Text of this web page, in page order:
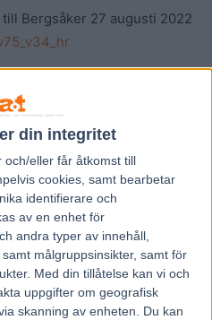
din integritet
och/eller får åtkomst till
cookies, samt bearbetar
identifierare och
av en enhet för
andra typer av innehåll,
målgruppsinsikter, samt för
Med din tillåtelse kan vi och
uppgifter om geografisk
skanning av enheten. Du kan
till Bergsåker 27 augusti 2022
Inför V75 tisdag: ”Han har
aldrig varit trött”
ARTIKLAR